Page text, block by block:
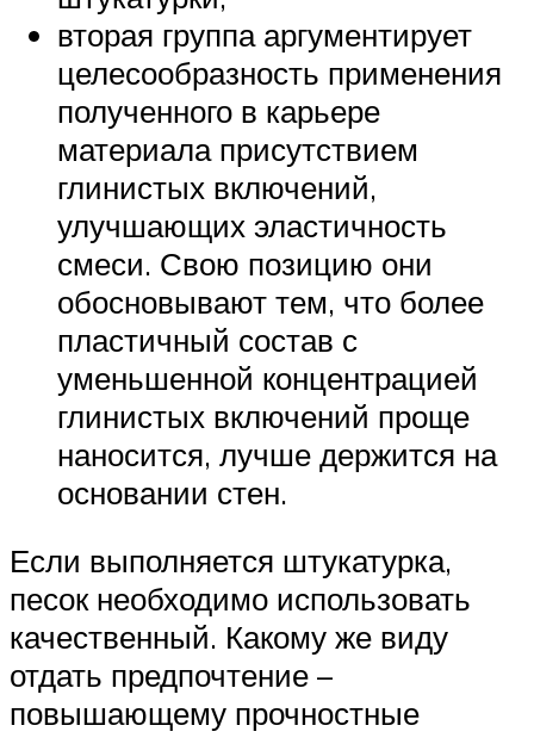
вторая группа аргументирует
целесообразность применения
полученного в карьере
материала присутствием
глинистых включений,
улучшающих эластичность
смеси. Свою позицию они
обосновывают тем, что более
пластичный состав с
уменьшенной концентрацией
глинистых включений проще
наносится, лучше держится на
основании стен.
Если выполняется штукатурка,
песок необходимо использовать
качественный. Какому же виду
отдать предпочтение –
повышающему прочностные